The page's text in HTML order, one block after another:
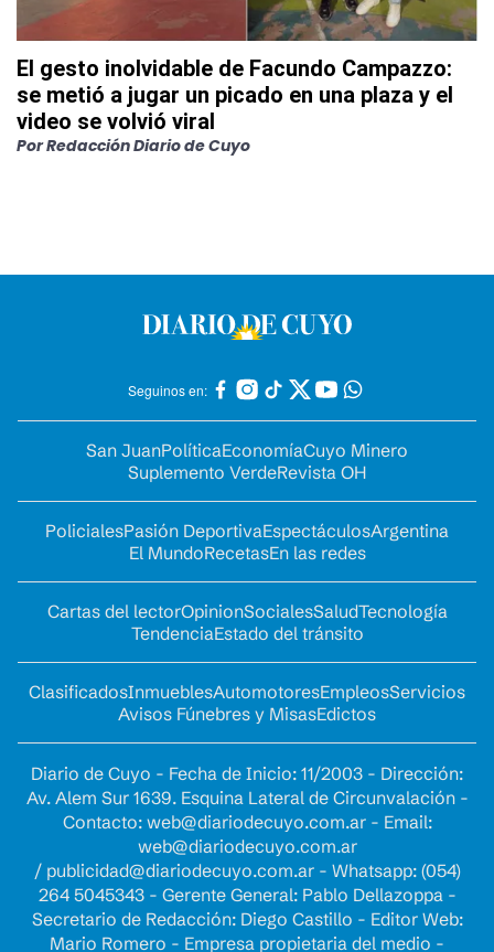
El gesto inolvidable de Facundo Campazzo:
se metió a jugar un picado en una plaza y el
video se volvió viral
PorRedacción Diario de Cuyo
Seguinos en:
San JuanPolíticaEconomíaCuyo Minero
Suplemento VerdeRevista OH
PolicialesPasión DeportivaEspectáculosArgentina
El MundoRecetasEn las redes
Cartas del lectorOpinionSocialesSaludTecnología
TendenciaEstado del tránsito
ClasificadosInmueblesAutomotoresEmpleosServicios
Avisos Fúnebres y MisasEdictos
Diario de Cuyo - Fecha de Inicio: 11/2003 - Dirección:
Av. Alem Sur 1639. Esquina Lateral de Circunvalación -
Contacto: web@diariodecuyo.com.ar- Email:
web@diariodecuyo.com.ar
/ publicidad@diariodecuyo.com.ar- Whatsapp: (054)
264 5045343 - Gerente General: Pablo Dellazoppa -
Secretario de Redacción: Diego Castillo - Editor Web:
Mario Romero - Empresa propietaria del medio -